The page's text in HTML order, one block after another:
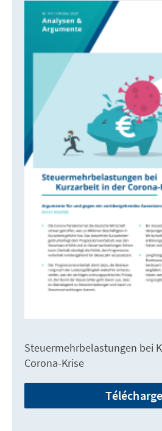
Steuermehrbelastungen bei
Corona-Krise